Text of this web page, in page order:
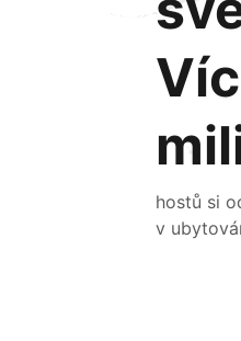
hostů si
v
Oslovit